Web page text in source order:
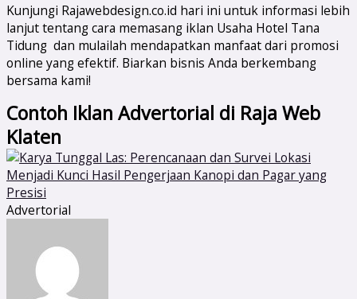
Kunjungi Rajawebdesign.co.id hari ini untuk informasi lebih
lanjut tentang cara memasang iklan Usaha Hotel Tana
Tidung dan mulailah mendapatkan manfaat dari promosi
online yang efektif. Biarkan bisnis Anda berkembang
bersama kami!
Contoh Iklan Advertorial di Raja Web
Klaten
Advertorial